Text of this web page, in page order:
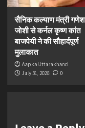
सैनिक कल्याण मंत्री गणेश
जोशी से कर्नल कृष्ण कांत
बाजपेयी ने की सौहार्दपूर्ण
मुलाकात
Aapka Uttarakhand
July 31, 2026
0